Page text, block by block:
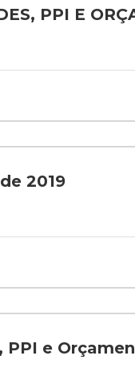
PPI E
2019
e